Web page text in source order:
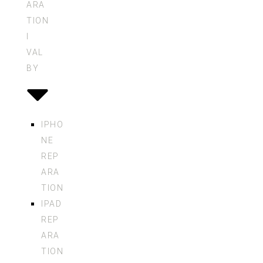
ARA
TION
VAL
BY
IPHO
NE
REP
ARA
TION
IPAD
REP
ARA
TION